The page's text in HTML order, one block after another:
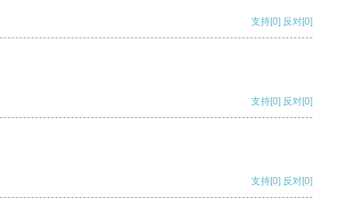
支持[0] 反对[0]
支持[0] 反对[0]
支持[0] 反对[0]